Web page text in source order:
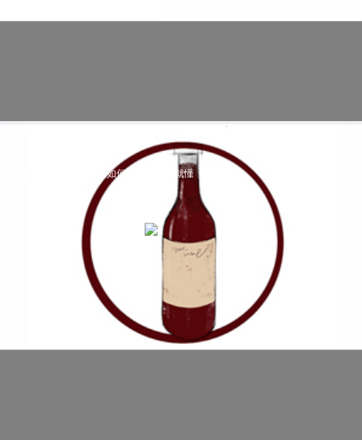
科普视频：图解葡萄酒应如何保存，一看就懂